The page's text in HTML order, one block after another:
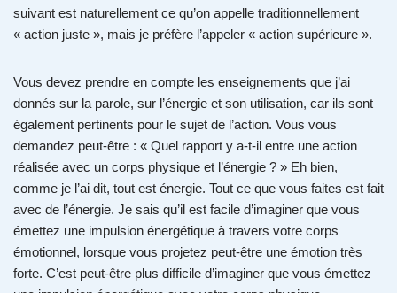
suivant est naturellement ce qu’on appelle traditionnellement
« action juste », mais je préfère l’appeler « action supérieure ».
Vous devez prendre en compte les enseignements que j’ai
donnés sur la parole, sur l’énergie et son utilisation, car ils sont
également pertinents pour le sujet de l’action. Vous vous
demandez peut-être : « Quel rapport y a-t-il entre une action
réalisée avec un corps physique et l’énergie ? » Eh bien,
comme je l’ai dit, tout est énergie. Tout ce que vous faites est fait
avec de l’énergie. Je sais qu’il est facile d’imaginer que vous
émettez une impulsion énergétique à travers votre corps
émotionnel, lorsque vous projetez peut-être une émotion très
forte. C’est peut-être plus difficile d’imaginer que vous émettez